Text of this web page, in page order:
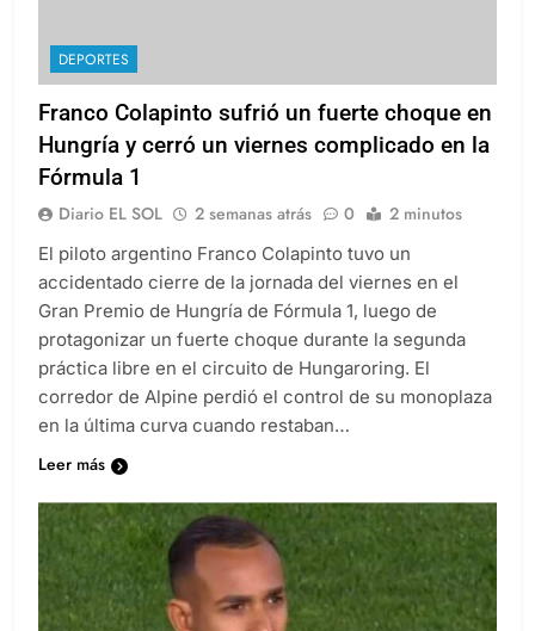
DEPORTES
Franco Colapinto sufrió un fuerte choque en
Hungría y cerró un viernes complicado en la
Fórmula 1
Diario EL SOL 2 semanas atrás 0 2 minutos
El piloto argentino Franco Colapinto tuvo un
accidentado cierre de la jornada del viernes en el
Gran Premio de Hungría de Fórmula 1, luego de
protagonizar un fuerte choque durante la segunda
práctica libre en el circuito de Hungaroring. El
corredor de Alpine perdió el control de su monoplaza
en la última curva cuando restaban…
Leer más